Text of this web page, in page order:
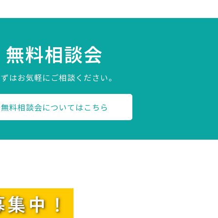
無料相談会
はお気軽にご相談ください。
無料相談会についてはこちら